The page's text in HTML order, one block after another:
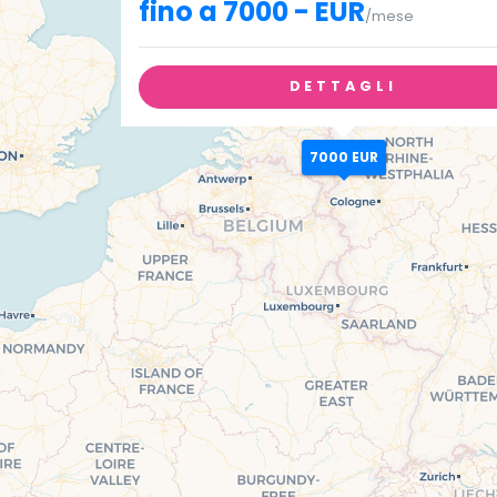
7000 EUR
fino a 7000 - EUR/mese
DETTAGLI